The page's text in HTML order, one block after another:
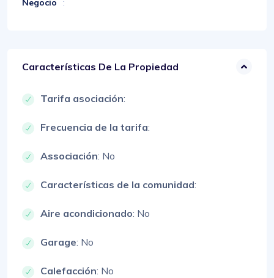
Negocio :
Características De La Propiedad
Tarifa asociación:
Frecuencia de la tarifa:
Associación: No
Características de la comunidad:
Aire acondicionado: No
Garage: No
Calefacción: No